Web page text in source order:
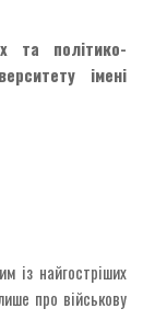
та політико-
імені
із найгостріших
про військову